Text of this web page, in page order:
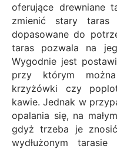
oferujące drewniane
zmienić stary taras
dopasowane do
taras pozwala na
Wygodnie jest
przy którym
krzyżówki czy
kawie. Jednak w
opalania się, na
gdyż trzeba je
wydłużonym